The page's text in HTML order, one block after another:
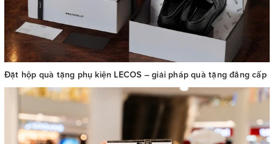
Đặt hộp quà tặng phụ kiện LECOS – giải pháp quà tặng đẳng cấp